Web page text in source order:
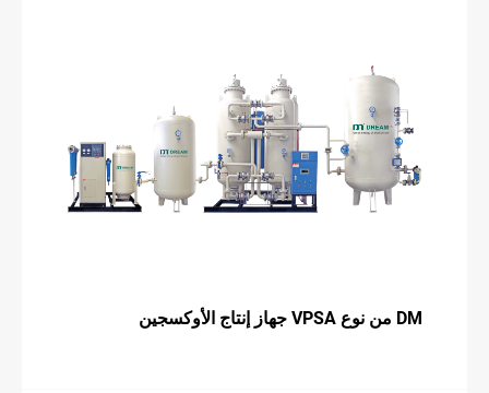
جهاز إنتاج الأوكسجين VPSA من نوع DM